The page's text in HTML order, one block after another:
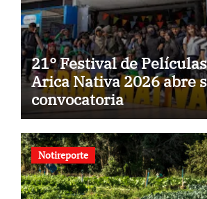
21° Festival de
Arica Nativa 2026 abre
convocatoria
Notireporte